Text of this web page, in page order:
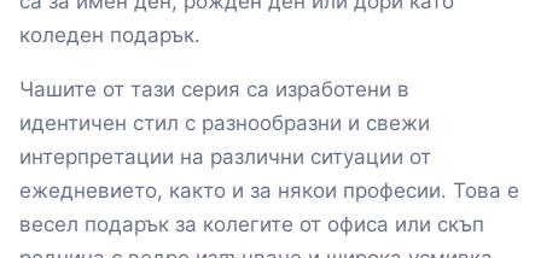
коледен подарък.
Чашите от тази серия са изработени в
идентичен стил с разнообразни и свежи
интерпретации на различни ситуации от
ежедневието, както и за някои професии. Това е
весел подарък за колегите от офиса или скъп